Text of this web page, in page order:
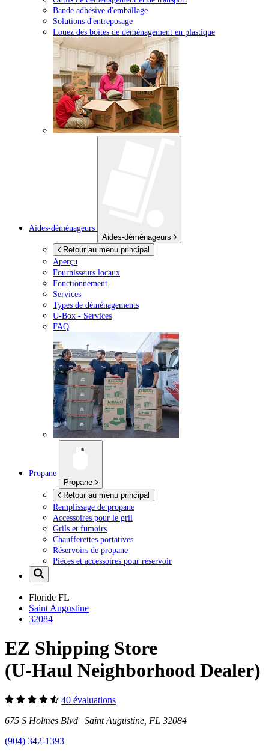
Bande adhésive d'emballage
Solutions d'entreposage
Louez des boîtes de déménagement en plastique
Aides-déménageurs
Aides-déménageurs
Retour au menu principal
Aperçu
Fournisseurs locaux
Fonctionnement
Services
Types de déménagements
U-Box - Services
FAQ
Propane
Propane
Retour au menu principal
Remplissage de propane
Accessoires pour le gril
Grils et fumoirs
Chaufferettes portatives
Réservoirs de propane
Pièces et accessoires pour réservoir
Floride FL
Saint Augustine
32084
EZ Shipping Store
(U-Haul Neighborhood Dealer)
40 évaluations
675 S Holmes Blvd Saint Augustine, FL 32084
(904) 342-1393